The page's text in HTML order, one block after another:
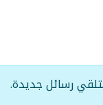
رسائل جديدة.